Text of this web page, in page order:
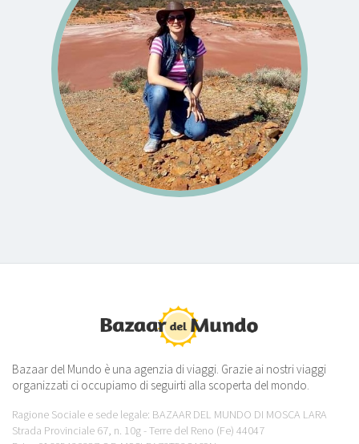
Bazaar del Mundo è una agenzia di viaggi. Grazie ai nostri viaggi
organizzati ci occupiamo di seguirti alla scoperta del mondo.
Ragione Sociale e sede legale: BAZAAR DEL MUNDO DI MOSCA LARA
Strada Provinciale 67, n. 10g - Terre del Reno (Fe) 44047